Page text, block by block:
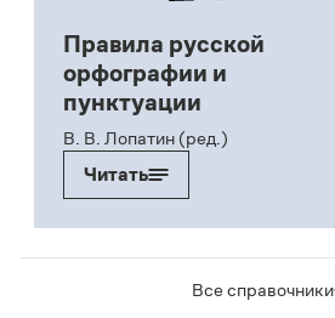
Правила русской
орфографии и
пунктуации
В. В. Лопатин (ред.)
Читать
Все справочники